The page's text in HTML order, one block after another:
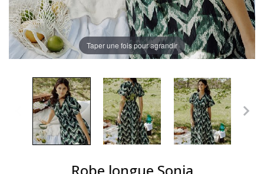
Taper une fois pour agrandir